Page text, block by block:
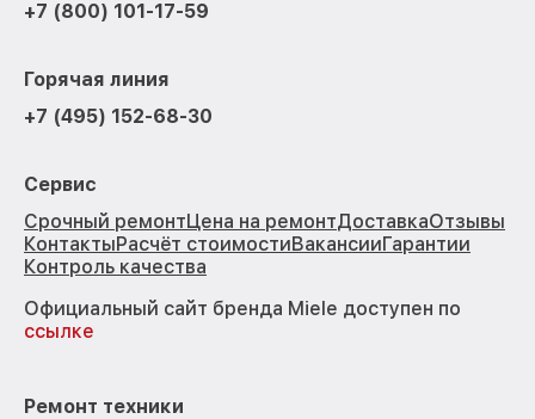
+7 (800) 101-17-59
Горячая линия
+7 (495) 152-68-30
Сервис
Срочный ремонтЦена на ремонтДоставкаОтзывы
КонтактыРасчёт стоимостиВакансииГарантии
Контроль качества
Официальный сайт бренда Miele доступен по
ссылке
Ремонт техники